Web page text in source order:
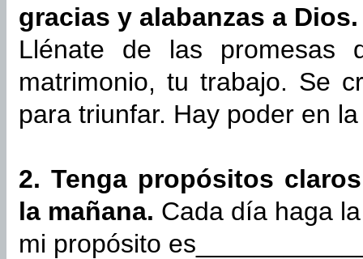
gracias y alabanzas a Dios.
Llénate de las
matrimonio, tu trabajo. Se
para triunfar. Hay poder en
2. Tenga propósitos
la mañana. Cada día haga
mi propósito